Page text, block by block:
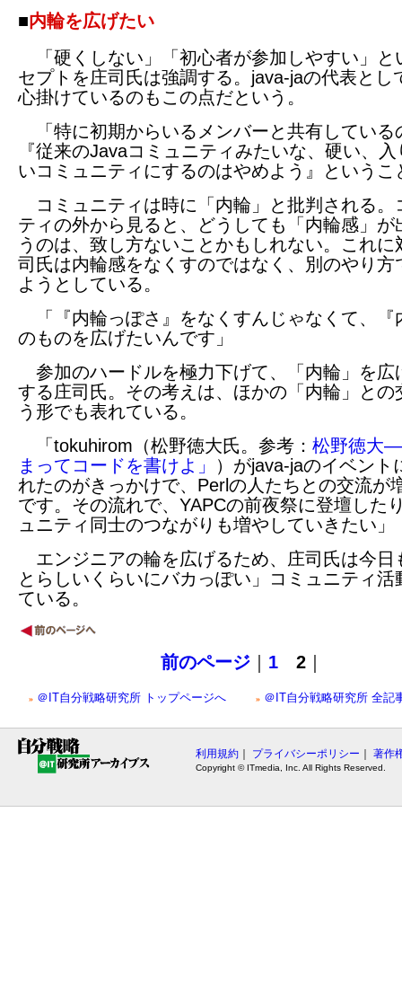
■内輪を広げたい
「硬くしない」「初心者が参加しやすい」と
セプトを庄司氏は強調する。java-jaの代表とし
心掛けているのもこの点だという。
「特に初期からいるメンバーと共有している
『従来のJavaコミュニティみたいな、硬い、
いコミュニティにするのはやめよう』というこ
コミュニティは時に「内輪」と批判される。
ティの外から見ると、どうしても「内輪感」が
うのは、致し方ないことかもしれない。これに
司氏は内輪感をなくすのではなく、別のやり方
ようとしている。
「『内輪っぽさ』をなくすんじゃなくて、『
のものを広げたいんです」
参加のハードルを極力下げて、「内輪」を広
する庄司氏。その考えは、ほかの「内輪」との
う形でも表れている。
「tokuhirom（松野徳大氏。参考： 松野徳大
まってコードを書けよ」
）がjava-jaのイベント
れたのがきっかけで、Perlの人たちとの交流が
です。その流れで、YAPCの前夜祭に登壇した
ュニティ同士のつながりも増やしていきたい」
エンジニアの輪を広げるため、庄司氏は今日
とらしいくらいにバカっぽい」コミュニティ活
ている。
前のページ 1 2
»＠IT自分戦略研究所 トップページへ » ＠IT自分戦略研究所 全記
利用規約 プライバシーポリシー 著作
Copyright © ITmedia, Inc. All Rights Reserved.